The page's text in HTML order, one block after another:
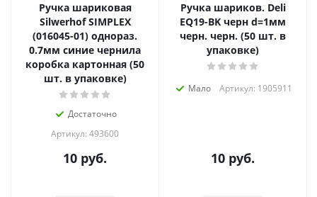
Ручка шариковая
Silwerhof SIMPLEX
(016045-01) однораз.
0.7мм синие чернила
коробка картонная (50
шт. в упаковке)
Достаточно
Артикул: 493600
10 руб.
Ручка шариков. Deli
EQ19-BK черн d=1мм
черн. черн. (50 шт. в
упаковке)
Мало Артикул: 1905911
10 руб.